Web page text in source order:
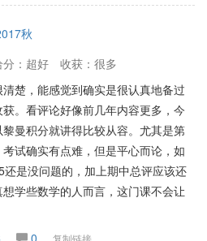
秋
分：超好
收获：很多
楚，能感觉到确实是很认真地备过
。看评论好像前几年内容更多，今
曼积分就讲得比较从容。尤其是第
试确实有点难，但是平心而论，如
是没问题的，加上期中总评应该还
学些数学的人而言，这门课不会让